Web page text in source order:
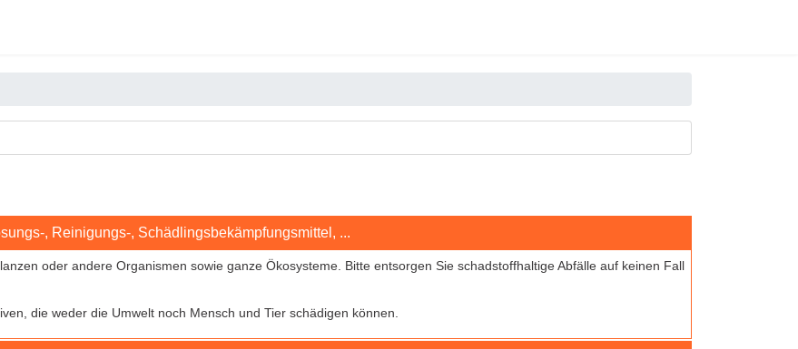
, Reinigungs-, Schädlingsbekämpfungsmittel, ...
oder andere Organismen sowie ganze Ökosysteme . Bitte entsorgen Sie schadstoffhaltige Abfälle auf keinen Fall
die weder die Umwelt noch Mensch und Tier schädigen können.